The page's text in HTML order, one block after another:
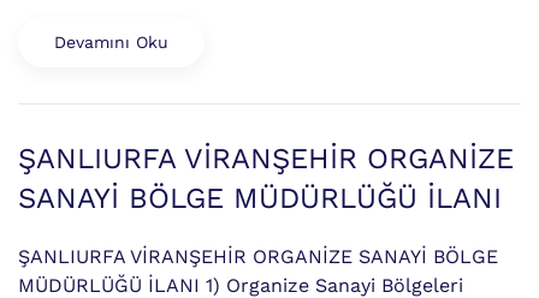
Devamını Oku
ŞANLIURFA VİRANŞEHİR ORGANİZE
SANAYİ BÖLGE MÜDÜRLÜĞÜ İLANI
ŞANLIURFA VİRANŞEHİR ORGANİZE SANAYİ BÖLGE
MÜDÜRLÜĞÜ İLANI 1) Organize Sanayi Bölgeleri